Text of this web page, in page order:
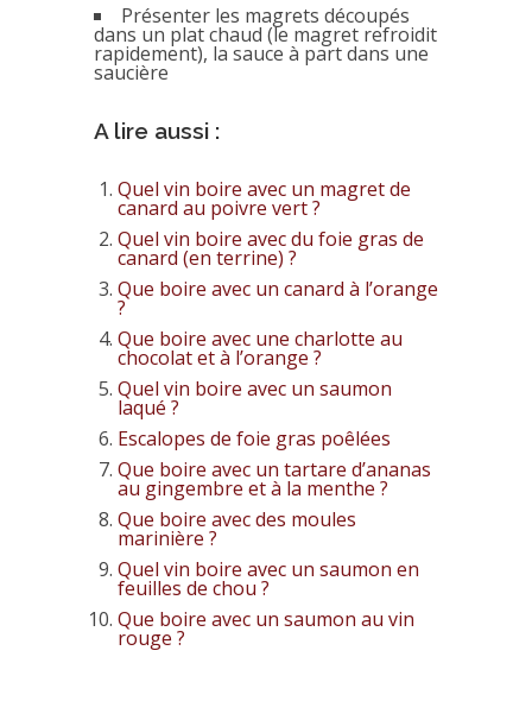
Présenter les magrets découpés
dans un plat chaud (le magret refroidit
rapidement), la sauce à part dans une
saucière
A lire aussi :
Quel vin boire avec un magret de
canard au poivre vert ?
Quel vin boire avec du foie gras de
canard (en terrine) ?
Que boire avec un canard à l’orange
?
Que boire avec une charlotte au
chocolat et à l’orange ?
Quel vin boire avec un saumon
laqué ?
Escalopes de foie gras poêlées
Que boire avec un tartare d’ananas
au gingembre et à la menthe ?
Que boire avec des moules
marinière ?
Quel vin boire avec un saumon en
feuilles de chou ?
Que boire avec un saumon au vin
rouge ?